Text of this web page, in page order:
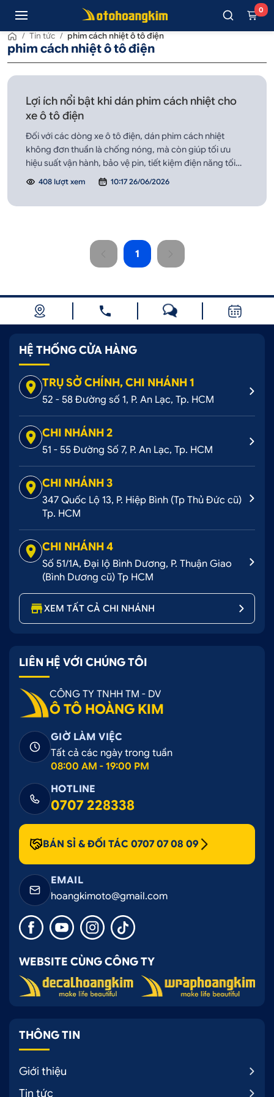
0
/ Tin tức / phim cách nhiệt ô tô điện
phim cách nhiệt ô tô điện
Lợi ích nổi bật khi dán phim cách nhiệt cho
xe ô tô điện
Đối với các dòng xe ô tô điện, dán phim cách nhiệt
không đơn thuần là chống nóng, mà còn giúp tối ưu
hiệu suất vận hành, bảo vệ pin, tiết kiệm điện năng tối
ưu. 408 lượt xem 10:17 26/06/2026
1
HỆ THỐNG CỬA HÀNG
TRỤ SỞ CHÍNH, CHI NHÁNH 1
52 - 58 Đường số 1, P. An Lạc, Tp. HCM
CHI NHÁNH 2
51 - 55 Đường Số 7, P. An Lạc, Tp. HCM
CHI NHÁNH 3
347 Quốc Lộ 13, P. Hiệp Bình (Tp Thủ Đức cũ)
Tp. HCM
CHI NHÁNH 4
Số 51/1A, Đại lộ Bình Dương, P. Thuận Giao
(Bình Dương cũ) Tp HCM
XEM TẤT CẢ CHI NHÁNH
LIÊN HỆ VỚI CHÚNG TÔI
CÔNG TY TNHH TM - DV
Ô TÔ HOÀNG KIM
GIỜ LÀM VIỆC
Tất cả các ngày trong tuần
08:00 AM - 19:00 PM
HOTLINE
0707 228338
BÁN SỈ & ĐỐI TÁC 0707 07 08 09
EMAIL
hoangkimoto@gmail.com
WEBSITE CÙNG CÔNG TY
THÔNG TIN
Giới thiệu
Tin tức